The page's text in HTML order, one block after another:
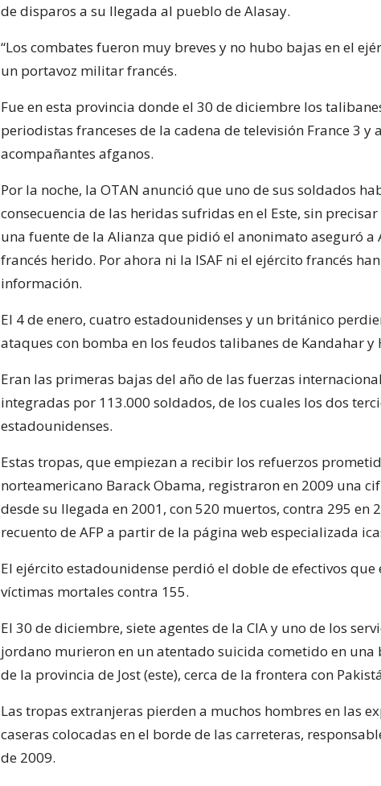
de disparos a su llegada al pueblo de Alasay.
“Los combates fueron muy breves y no hubo bajas en el
un portavoz militar francés.
Fue en esta provincia donde el 30 de diciembre los
periodistas franceses de la cadena de televisión France 3 y
acompañantes afganos.
Por la noche, la OTAN anunció que uno de sus soldados
consecuencia de las heridas sufridas en el Este, sin
una fuente de la Alianza que pidió el anonimato aseguró a
francés herido. Por ahora ni la ISAF ni el ejército francés
información.
El 4 de enero, cuatro estadounidenses y un británico
ataques con bomba en los feudos talibanes de Kandahar y
Eran las primeras bajas del año de las fuerzas
integradas por 113.000 soldados, de los cuales los dos
estadounidenses.
Estas tropas, que empiezan a recibir los refuerzos
norteamericano Barack Obama, registraron en 2009 una
desde su llegada en 2001, con 520 muertos, contra 295 en
recuento de AFP a partir de la página web especializada
El ejército estadounidense perdió el doble de efectivos que
víctimas mortales contra 155.
El 30 de diciembre, siete agentes de la CIA y uno de los
jordano murieron en un atentado suicida cometido en una
de la provincia de Jost (este), cerca de la frontera con
Las tropas extranjeras pierden a muchos hombres en las
caseras colocadas en el borde de las carreteras,
de 2009.